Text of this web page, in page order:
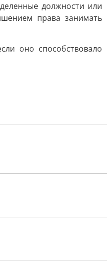
должности или
права занимать
оно способствовало